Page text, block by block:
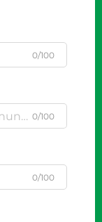
0/100
0/100
0/100